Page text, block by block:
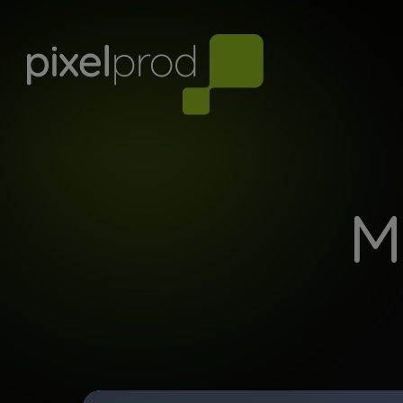
vous rendent visible.